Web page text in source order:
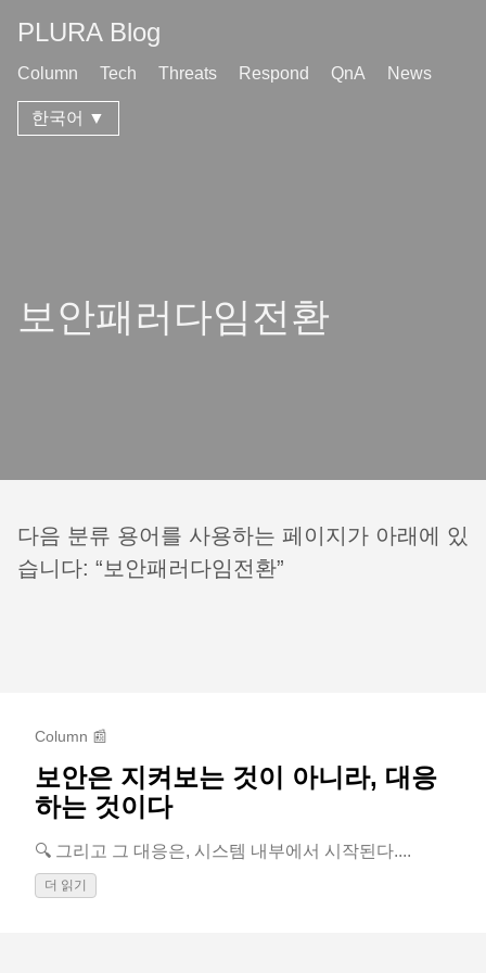
PLURA Blog
Column Tech Threats Respond QnA News
한국어 ▼
보안패러다임전환
다음 분류 용어를 사용하는 페이지가 아래에 있
습니다: “보안패러다임전환”
Column 📰
보안은 지켜보는 것이 아니라, 대응
하는 것이다
🔍 그리고 그 대응은, 시스템 내부에서 시작된다....
더 읽기